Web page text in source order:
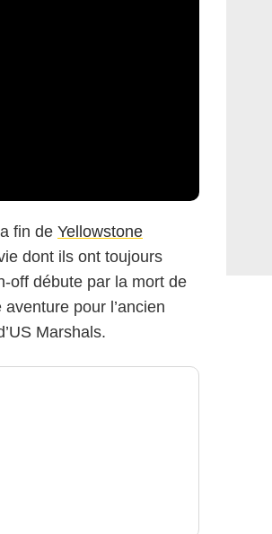
fin de Yellowstone
dont ils ont toujours
off débute par la mort de
pour l’ancien
Marshals.